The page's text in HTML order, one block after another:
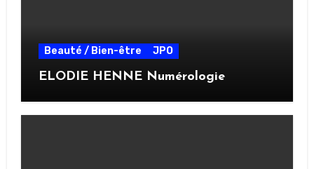
Beauté / Bien-être JPO
ELODIE HENNE Numérologie